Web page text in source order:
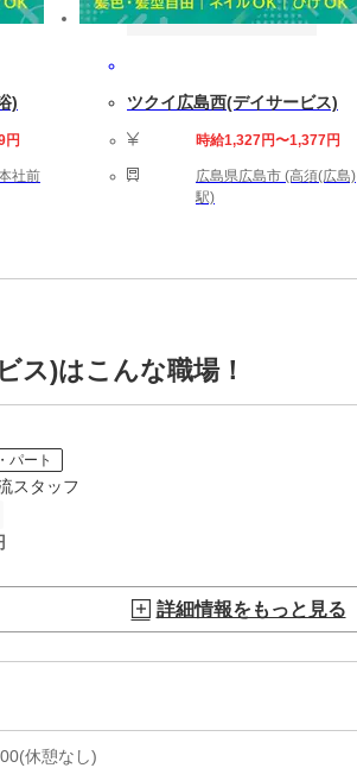
)
円
社前
ツクイ広島西(デイサービス)
時給1,327円〜1,377円
広島県広島市 (高須(広島)
駅)
ス)はこんな職場！
パート
スタッフ
詳細情報をもっと見る
休憩なし)